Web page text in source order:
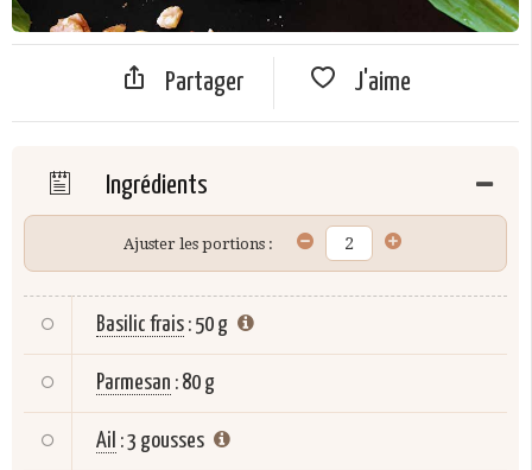
Partager J'aime
Ingrédients
Ajuster les portions :
Basilic frais : 50 g
Parmesan : 80 g
Ail :3 gousses